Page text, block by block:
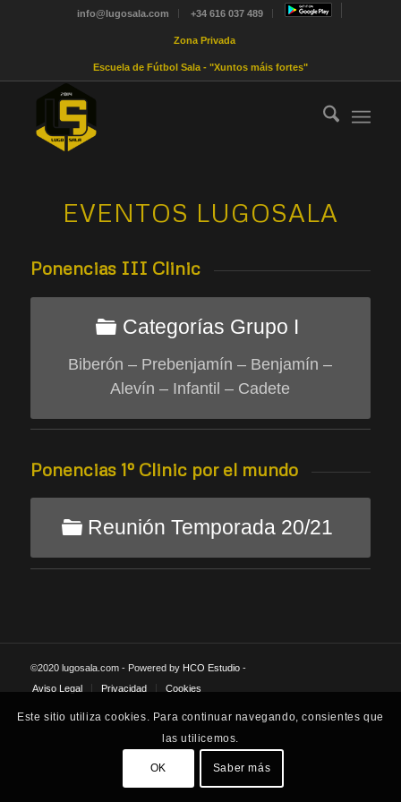
info@lugosala.com +34 616 037 489
Zona Privada
Escuela de Fútbol Sala - "Xuntos máis fortes"
EVENTOS LUGOSALA
Ponencias III Clinic
Categorías Grupo I
Biberón – Prebenjamín – Benjamín –
Alevín – Infantil – Cadete
Ponencias 1º Clinic por el mundo
Reunión Temporada 20/21
©2020 lugosala.com - Powered by HCO Estudio-
Aviso Legal
Privacidad Cookies
Este sitio utiliza cookies. Para continuar navegando, consientes que
las utilicemos.
OK Saber más